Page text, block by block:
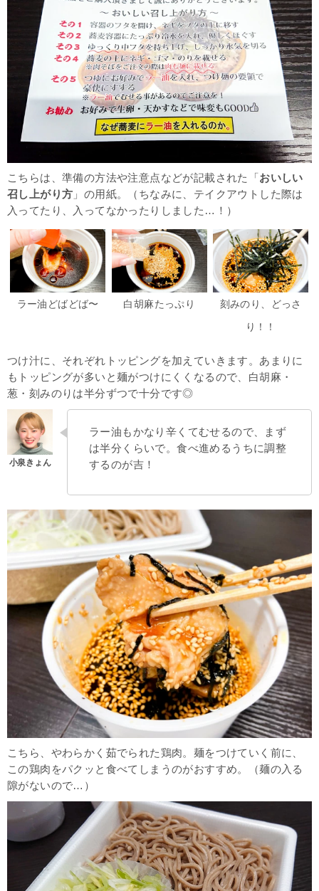
こちらは、準備の方法や注意点などが記載された「 おいしい
召し上がり方 」の用紙。（ちなみに、テイクアウトした際は
入ってたり、入ってなかったりしました…！）
ラー油どばどば〜 白胡麻たっぷり
刻みのり、どっさ
り！！
つけ汁に、それぞれトッピングを加えていきます。あまりに
もトッピングが多いと麺がつけにくくなるので、白胡麻・
葱・刻みのりは半分ずつで十分です◎
ラー油もかなり辛くてむせるので、まず
は半分くらいで。食べ進めるうちに調整
するのが吉！
こちら、やわらかく茹でられた鶏肉。麺をつけていく前に、
この鶏肉をパクッと食べてしまうのがおすすめ。（麺の入る
隙がないので…）